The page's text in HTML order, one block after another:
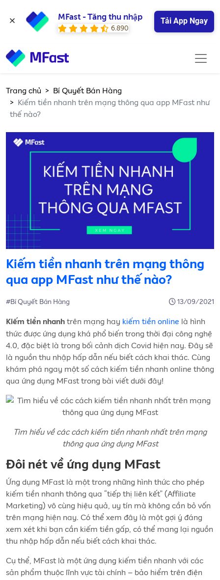
MFast - Tăng thu nhập
6.890
Tải App Ngay
Trang chủ
Bí Quyết Bán Hàng
Kiếm tiền nhanh trên mạng thông qua app MFast như
thế nào?
Kiếm tiền nhanh trên mạng thông
qua app MFast như thế nào?
#Bí Quyết Bán Hàng 13/09/2021
Kiếm tiền nhanh trên mạng hay kiếm tiền online là hình
thức được ứng dụng khá phổ biến trong thời đại công nghệ
4.0, đặc biệt là trong bối cảnh dịch Covid hiện nay. Đây sẽ
là nguồn thu nhập hấp dẫn nếu biết cách khai thác. Cùng
khám phá ngay một số cách kiếm tiền nhanh online thông
qua ứng dụng MFast trong bài viết dưới đây!
Tìm hiểu về các cách kiếm tiền nhanh nhất trên mạng
thông qua ứng dụng MFast
Đôi nét về ứng dụng MFast
Ứng dụng MFast là một trong những hình thức cho phép
kiếm tiền nhanh thông qua “tiếp thị liên kết” (Affiliate
Marketing) vô cùng hiệu quả, uy tín mà không cần bỏ vốn
trên mạng hiện nay. Có thể xem đây là một gợi ý đáng
xem xét khi bạn cần kiếm tiền gấp, có thể mang lại nguồn
thu nhập hấp dẫn nếu biết cách khai thác.
Cụ thể, MFast là một ứng dụng kiếm tiền nhanh với các
sản phẩm thuộc lĩnh vực tài chính – bảo hiểm trên điện